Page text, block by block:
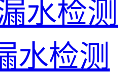
水检测